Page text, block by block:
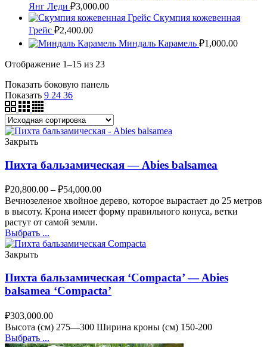
Янг Леди ₽3,000.00
Скумпия кожевенная
Грейс ₽2,400.00
Миндаль Карамель ₽1,000.00
Отображение 1–15 из 23
Показать боковую панель
Показать 9 24 36
Закрыть
Пихта бальзамическая — Abies balsamea
₽20,800.00 – ₽54,000.00
Вечнозеленое хвойное дерево, которое вырастает до 25 метров
в высоту. Крона имеет форму правильного конуса, ветки
растут от самой земли.
Выбрать ...
Закрыть
Пихта бальзамическая ‘Compacta’ — Abies
balsamea ‘Compacta’
₽303,000.00
Высота (cм) 275—300 Ширина кроны (см) 150-200
Выбрать ...